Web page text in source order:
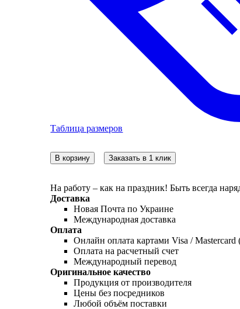
Таблица размеров
В корзину Заказать в 1 клик
На работу – как на праздник! Быть всегда
Доставка
Новая Почта по Украине
Международная доставка
Оплата
Онлайн оплата картами Visa / Mastercard
Оплата на расчетный счет
Международный перевод
Оригинальное качество
Продукция от производителя
Цены без посредников
Любой объём поставки